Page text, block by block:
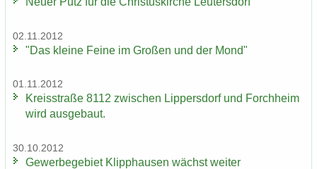
02.11.2012
"Das klei­ne Feine im Gro­ßen und der Mond"
01.11.2012
Kreis­stra­ße 8112 zwi­schen Lip­pers­dorf und Forch­heim
wird aus­ge­baut.
30.10.2012
Ge­wer­be­ge­biet Klipp­hau­sen wächst wei­ter